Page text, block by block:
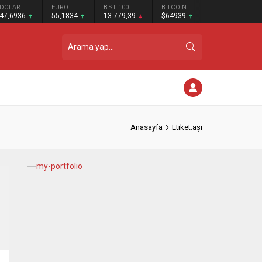
DOLAR
47,6936
EURO
55,1834
BIST 100
13.779,39
BITCOIN
$64939
Anasayfa Etiket:aşı